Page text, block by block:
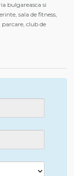
bulgareasca si
sala de fitness,
club de